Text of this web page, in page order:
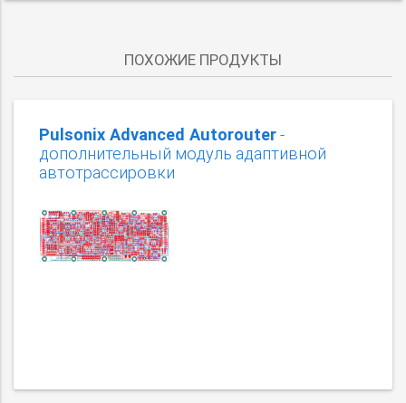
ПОХОЖИЕ ПРОДУКТЫ
Pulsonix Advanced Autorouter-
дополнительный модуль адаптивной
автотрассировки